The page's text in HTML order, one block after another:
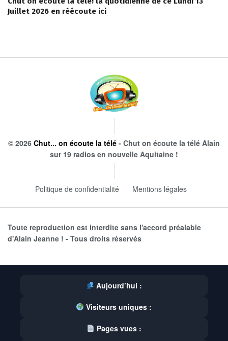
Juillet 2026 en réécoute ici
© 2026 Chut... on écoute la télé - Chut on écoute la télé Alain
sur 19 radios en nouvelle Aquitaine !
Politique de confidentialité Mentions légales
Toute reproduction est interdite sans l'accord préalable
d'Alain Jeanne ! - Tous droits réservés
Aujourd’hui :
Visiteurs uniques :
Pages vues :